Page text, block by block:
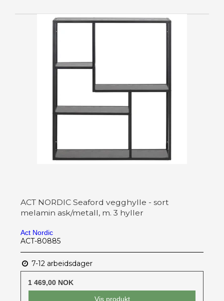
ACT NORDIC Seaford vegghylle - sort
melamin ask/metall, m. 3 hyller
Act Nordic
ACT-80885
7-12 arbeidsdager
1 469,00 NOK
Vis produkt